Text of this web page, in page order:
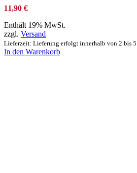
11,90 €
Enthält 19% MwSt.
zzgl. Versand
Lieferzeit: Lieferung erfolgt innerhalb von 2 bis 5
In den Warenkorb